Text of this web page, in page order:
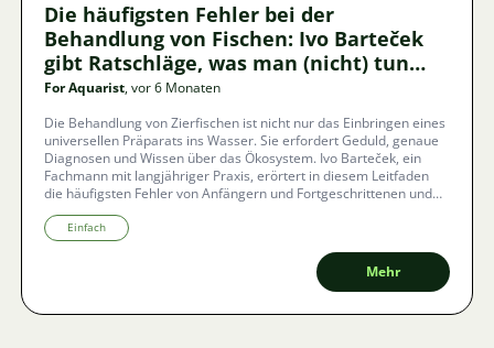
Die häufigsten Fehler bei der
Behandlung von Fischen: Ivo Barteček
gibt Ratschläge, was man (nicht) tun
sollte, wenn im Aquarium eine
Krankheit auftritt.
For Aquarist, vor 6 Monaten
Die Behandlung von Zierfischen ist nicht nur das Einbringen eines
universellen Präparats ins Wasser. Sie erfordert Geduld, genaue
Diagnosen und Wissen über das Ökosystem. Ivo Barteček, ein
Fachmann mit langjähriger Praxis, erörtert in diesem Leitfaden
die häufigsten Fehler von Anfängern und Fortgeschrittenen und
zeigt, dass der Weg zu einem gesunden Aquarium durch
Prävention und ein richtiges Verständnis biologischer Prozesse
führt.
Einfach
Mehr